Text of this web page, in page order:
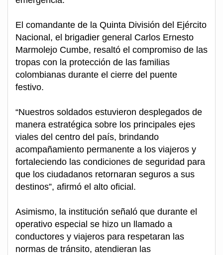
El comandante de la Quinta División del Ejército
Nacional, el brigadier general Carlos Ernesto
Marmolejo Cumbe, resaltó el compromiso de las
tropas con la protección de las familias
colombianas durante el cierre del puente
festivo.
“Nuestros soldados estuvieron desplegados de
manera estratégica sobre los principales ejes
viales del centro del país, brindando
acompañamiento permanente a los viajeros y
fortaleciendo las condiciones de seguridad para
que los ciudadanos retornaran seguros a sus
destinos”, afirmó el alto oficial.
Asimismo, la institución señaló que durante el
operativo especial se hizo un llamado a
conductores y viajeros para respetaran las
normas de tránsito, atendieran las